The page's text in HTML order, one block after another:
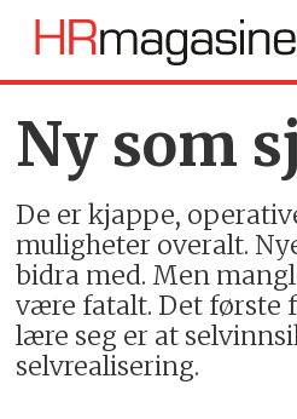
Ny som
De er kjappe,
muligheter overalt.
bidra med. Men
være fatalt. Det første
lære seg er at
selvrealisering.